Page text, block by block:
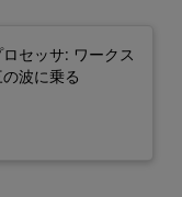
セッサ: ワークス
波に乗る